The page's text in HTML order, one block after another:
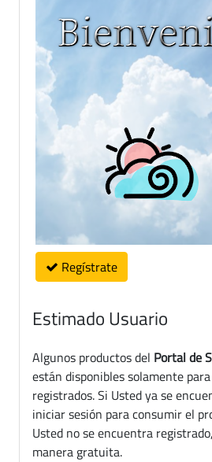
Regístrate
Estimado Usuario
Algunos productos del Portal de
están disponibles solamente
registrados. Si Usted ya se
iniciar sesión para consumir el
Usted no se encuentra
manera gratuita.